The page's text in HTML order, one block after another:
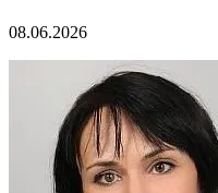
08.06.2026